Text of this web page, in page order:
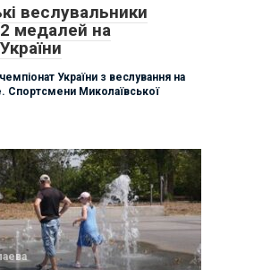
веслувальники
медалей на
України з веслування на
Спортсмени Миколаївської